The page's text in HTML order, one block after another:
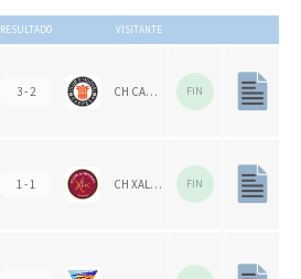
RESULTADO VISITANTE
3 - 2 CH CARPESA FIN
1 - 1 CH XALOC 1993 FIN